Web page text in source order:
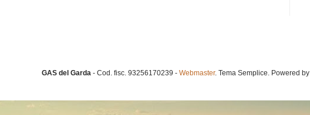
GAS del Garda - Cod. fisc. 93256170239 - Webmaster. Tema Semplice. Powered by